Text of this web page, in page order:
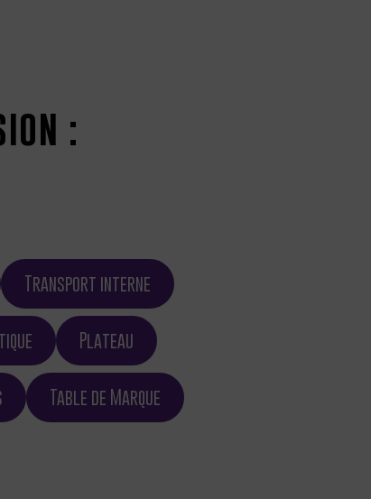
:
Transport interne
Plateau
Table de Marque